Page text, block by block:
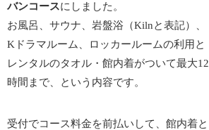
バンコースにしました。
お風呂、サウナ、岩盤浴（Kilnと表記）、
Kドラマルーム、ロッカールームの利用と
レンタルのタオル・館内着がついて最大12
時間まで、という内容です。
受付でコース料金を前払いして、館内着と